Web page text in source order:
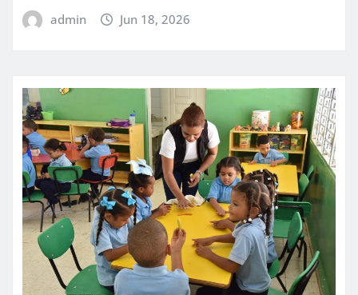
admin Jun 18, 2026